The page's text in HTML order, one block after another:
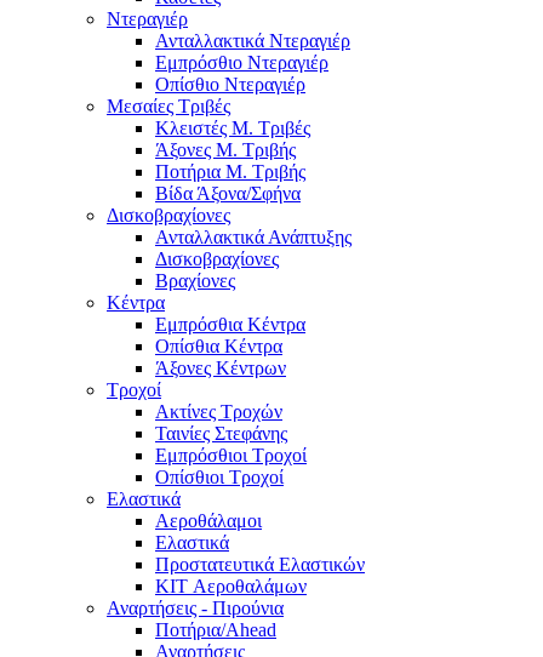
Ντεραγιέρ
Ανταλλακτικά Ντεραγιέρ
Εμπρόσθιο Ντεραγιέρ
Οπίσθιο Ντεραγιέρ
Μεσαίες Τριβές
Κλειστές Μ. Τριβές
Άξονες Μ. Τριβής
Ποτήρια Μ. Τριβής
Βίδα Άξονα/Σφήνα
Δισκοβραχίονες
Ανταλλακτικά Ανάπτυξης
Δισκοβραχίονες
Βραχίονες
Κέντρα
Εμπρόσθια Κέντρα
Οπίσθια Κέντρα
Άξονες Κέντρων
Τροχοί
Ακτίνες Τροχών
Ταινίες Στεφάνης
Εμπρόσθιοι Τροχοί
Οπίσθιοι Τροχοί
Ελαστικά
Αεροθάλαμοι
Ελαστικά
Προστατευτικά Ελαστικών
KIT Αεροθαλάμων
Αναρτήσεις - Πιρούνια
Ποτήρια/Ahead
Αναρτήσεις